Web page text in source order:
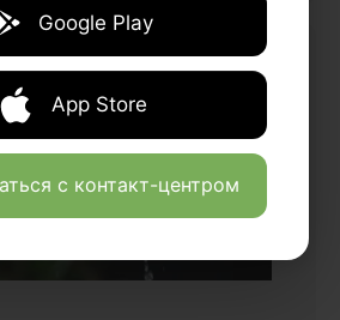
Google Play
App Store
с контакт-центром